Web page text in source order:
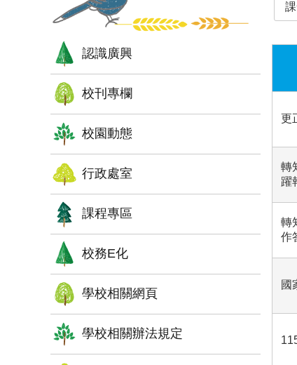
認識廣興
校刊專欄
校園動態
行政處室
課程專區
校務E化
學校相關網頁
學校相關辦法規定
更
轉
躍
轉
作
國